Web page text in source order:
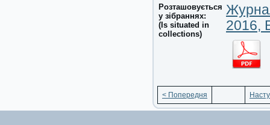
Розташовується
у зібраннях:
(Is situated in
collections)
2016,
< Попередня